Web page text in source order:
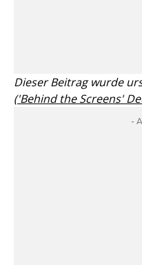
Dieser Beitrag wurde
('Behind the Screens'
-